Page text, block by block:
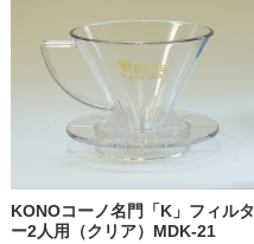
KONOコーノ名門「K」フィルタ
ー2人用（クリア）MDK-21